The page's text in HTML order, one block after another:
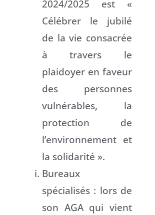
2024/2025 est «
Célébrer le jubilé
de la vie consacrée
à travers le
plaidoyer en faveur
des personnes
vulnérables, la
protection de
l’environnement et
la solidarité ».
Bureaux
spécialisés : lors de
son AGA qui vient